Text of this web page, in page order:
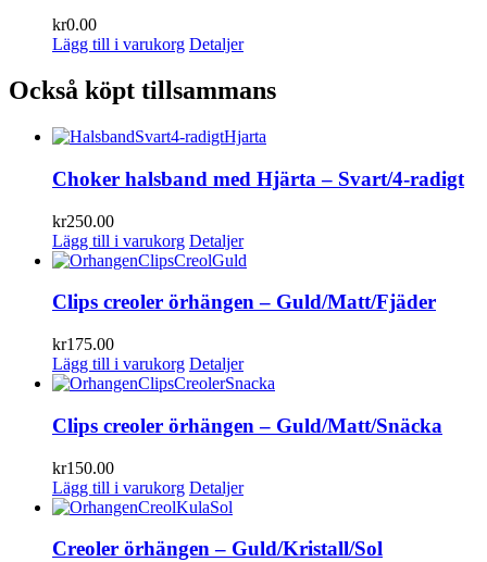
kr0.00
Lägg till i varukorg Detaljer
Också köpt tillsammans
Choker halsband med Hjärta – Svart/4-radigt
kr250.00
Lägg till i varukorg Detaljer
Clips creoler örhängen – Guld/Matt/Fjäder
kr175.00
Lägg till i varukorg Detaljer
Clips creoler örhängen – Guld/Matt/Snäcka
kr150.00
Lägg till i varukorg Detaljer
Creoler örhängen – Guld/Kristall/Sol